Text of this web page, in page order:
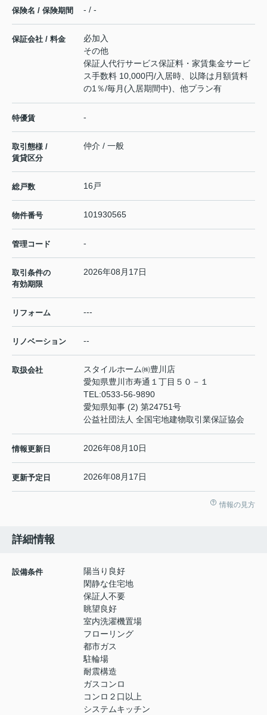
保険名 / 保険期間 - / -
保証会社 / 料金
必加入
その他
保証人代行サービス保証料・家賃集金サービ
ス手数料 10,000円/入居時、以降は月額賃料
の1％/毎月(入居期間中)、他プラン有
特優賃 -
取引態様 /
賃貸区分
仲介 / 一般
総戸数 16戸
物件番号 101930565
管理コード -
取引条件の
有効期限
2026年08月17日
リフォーム ---
リノベーション --
取扱会社
スタイルホーム㈱豊川店
愛知県豊川市寿通１丁目５０－１
TEL:0533-56-9890
愛知県知事 (2) 第24751号
公益社団法人 全国宅地建物取引業保証協会
情報更新日 2026年08月10日
更新予定日 2026年08月17日
情報の見方
詳細情報
設備条件
陽当り良好
閑静な住宅地
保証人不要
眺望良好
室内洗濯機置場
フローリング
都市ガス
駐輪場
耐震構造
ガスコンロ
コンロ２口以上
システムキッチン